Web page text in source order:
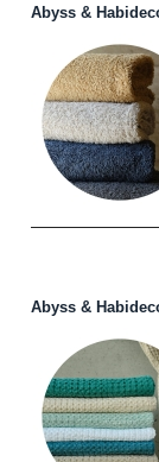
Abyss &
Abyss &